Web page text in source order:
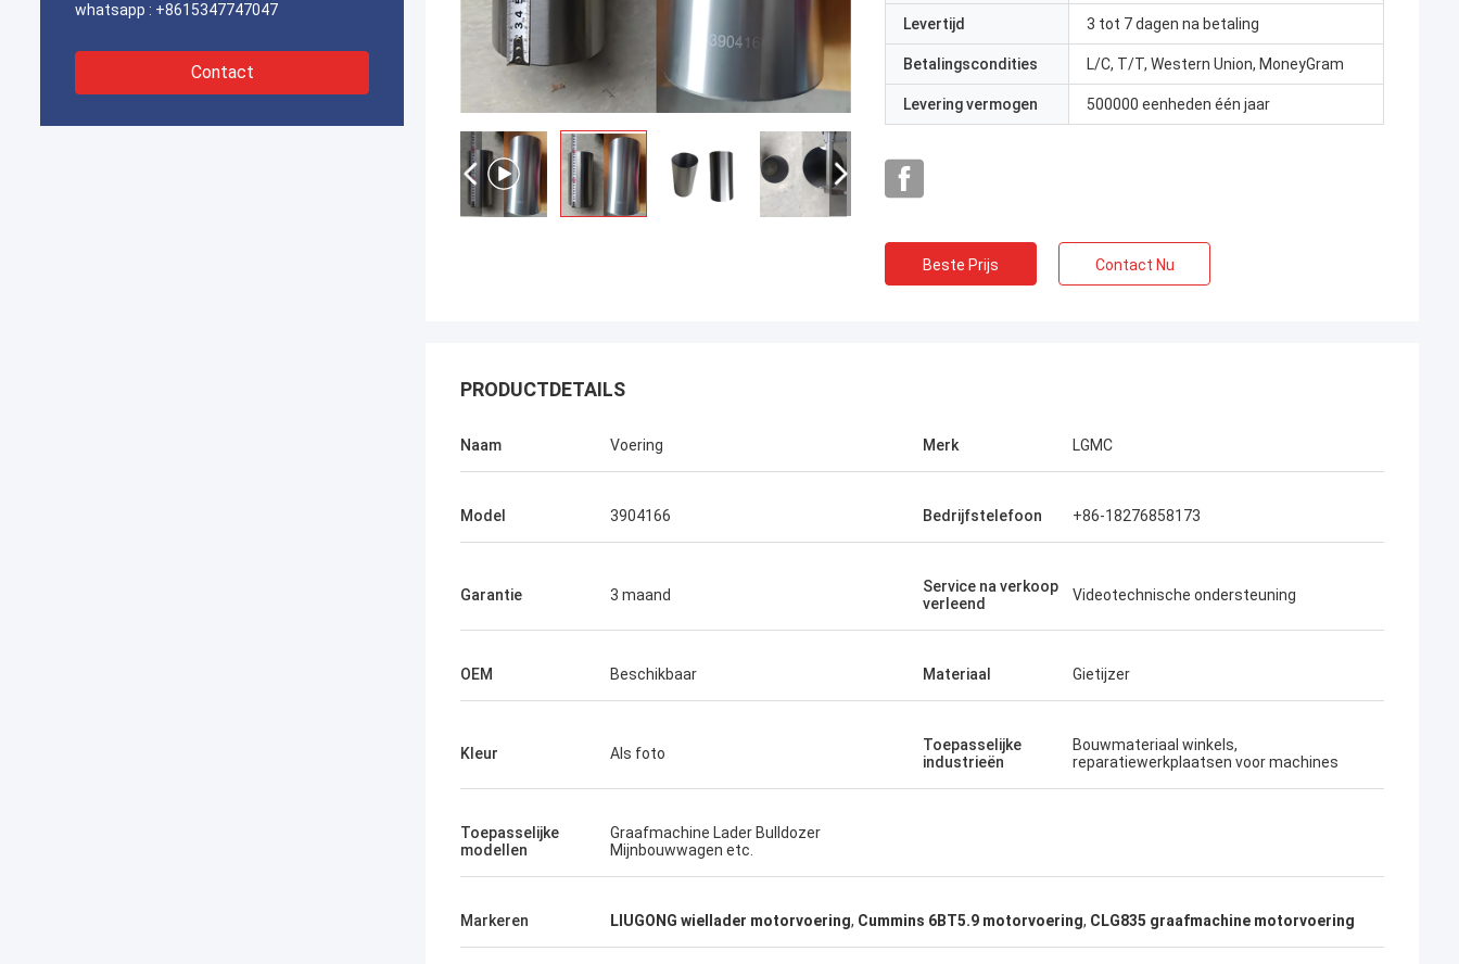
whatsapp : +8615347747047
Contact
Levertijd 3 tot 7 dagen na betaling
Betalingscondities L/C, T/T, Western Union, MoneyGram
Levering vermogen 500000 eenheden één jaar
Beste Prijs Contact Nu
PRODUCTDETAILS
Naam Voering Merk LGMC
Model 3904166 Bedrijfstelefoon +86-18276858173
Garantie 3 maand
Service na verkoop
verleend
Videotechnische ondersteuning
OEM Beschikbaar Materiaal Gietijzer
Kleur Als foto
Toepasselijke
industrieën
Bouwmateriaal winkels,
reparatiewerkplaatsen voor machines
Toepasselijke
modellen
Graafmachine Lader Bulldozer
Mijnbouwwagen etc.
Markeren LIUGONG wiellader motorvoering, Cummins 6BT5.9 motorvoering, CLG835 graafmachine motorvoering